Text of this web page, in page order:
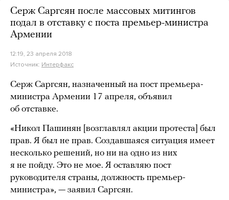
Серж Саргсян после массовых митингов
подал в отставку с поста премьер-министра
Армении
12:19, 23 апреля 2018
Источник: Интерфакс
Серж Саргсян, назначенный на пост премьера-
министра Армении 17 апреля, объявил
об отставке.
«Никол Пашинян [возглавлял акции протеста] был
прав. Я был не прав. Создавшаяся ситуация имеет
несколько решений, но ни на одно из них
я не пойду. Это не мое. Я оставляю пост
руководителя страны, должность премьер-
министра», — заявил Саргсян.